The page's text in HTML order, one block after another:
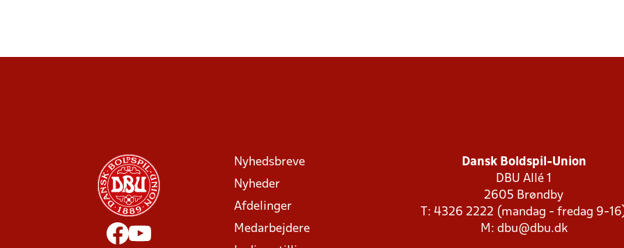
Nyhedsbreve
Nyheder
Afdelinger
Medarbejdere
Dansk Boldspil-Union
DBU Allé 1
2605 Brøndby
T: 4326 2222 (mandag - fredag 9-
M: dbu@dbu.dk